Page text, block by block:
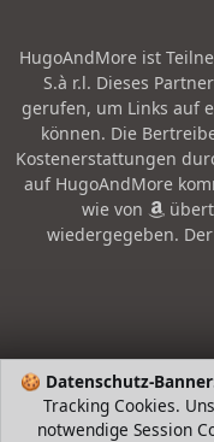
🍪 Datenschutz-
Tracking Cookies.
notwendige Session
HugoAndMore ist
S.à r.l. Dieses
gerufen, um Links auf
können. Die
Kostenerstattungen
auf HugoAndMore
wie von
wiedergegeben.